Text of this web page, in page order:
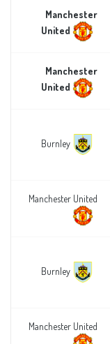
Manchester
United
Manchester
United
Burnley
Manchester United
Burnley
Manchester United